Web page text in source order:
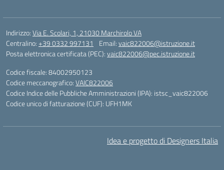
Indirizzo:Via E. Scolari, 1, 21030 Marchirolo VA
Centralino:+39 0332 997131 Email:vaic822006@istruzione.it
Posta elettronica certificata (PEC):vaic822006@pec.istruzione.it
Codice fiscale: 84002950123
Codice meccanografico:VAIC822006
Codice Indice delle Pubbliche Amministrazioni (IPA): istsc_vaic822006
Codice unico di fatturazione (CUF): UFH1MK
Idea e progetto di Designers Italia